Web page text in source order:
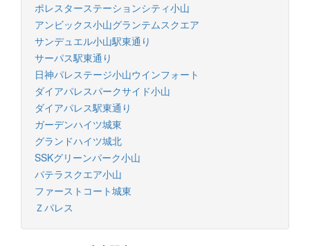
ポレスターステーションシティ小山
アンビックス小山グランテムスクエア
サンデュエル小山駅東通り
サーパス駅東通り
日神パレステージ小山ウインフォート
ダイアパレスパークサイド小山
ダイアパレス駅東通り
ガーデンハイツ城東
グランドハイツ城北
SSKグリーンパーク小山
パテラスクエア小山
ファーストコート城東
Ｚパレス